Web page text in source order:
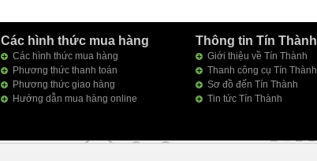
Các hình thức mua hàng
Các hình thức mua hàng
Phương thức thanh toán
Phương thức giao hàng
Hướng dẫn mua hàng online
Thông tin Tín Thành
Giới thiệu về Tín Thành
Thanh công cụ Tín Thành
Sơ đồ đến Tín Thành
Tin tức Tín Thành